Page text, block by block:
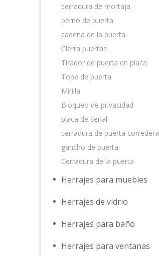
cerradura de mortaja
perno de puerta
cadena de la puerta
Cierra puertas
Tirador de puerta en placa
Tope de puerta
Mirilla
Bloqueo de privacidad
placa de señal
cerradura de puerta corredera
gancho de puerta
Cerradura de la puerta
Herrajes para muebles
Herrajes de vidrio
Herrajes para baño
Herrajes para ventanas